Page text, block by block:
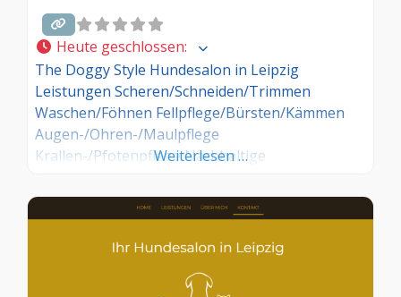
Heute geschlossen:
The Doggy Style Hundesalon in Leipzig
Leistungen Scheren/Schneiden/Trimmen
Waschen/Föhnen Fellpflege/Bürsten/Kämmen
Augen-/Ohren-/Maulpflege
Krallen-/Pfotenpflege Nachhaltige
Beratung
Weiterlesen …